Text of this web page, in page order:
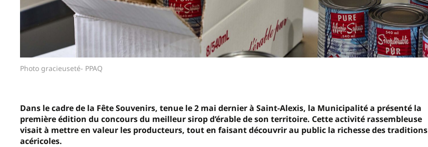
Photo gracieuseté- PPAQ
Dans le cadre de la Fête Souvenirs, tenue le 2 mai dernier à Saint-Alexis, la Municipalité a présenté la
première édition du concours du meilleur sirop d’érable de son territoire. Cette activité rassembleuse
visait à mettre en valeur les producteurs, tout en faisant découvrir au public la richesse des traditions
acéricoles.